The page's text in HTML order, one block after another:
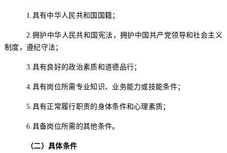
1.具有中华人民共和国国籍；
2.拥护中华人民共和国宪法，拥护中国共产党领导和社会主义
制度，遵纪守法；
3.具有良好的政治素质和道德品行；
4.具有岗位所需专业知识、 业务能力或技能条件；
5.具有正常履行职责的身体条件和心理素质；
6.具备岗位所需的其他条件。
（二） 具体条件